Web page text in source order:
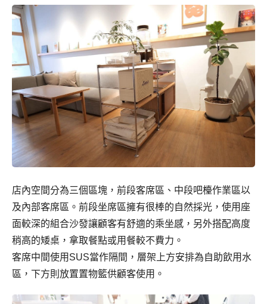
店內空間分為三個區塊，前段客席區、中段吧檯作業區以
及內部客席區。前段坐席區擁有很棒的自然採光，使用座
面較深的組合沙發讓顧客有舒適的乘坐感，另外搭配高度
稍高的矮桌，拿取餐點或用餐較不費力。
客席中間使用SUS當作隔間，層架上方安排為自助飲用水
區，下方則放置置物籃供顧客使用。